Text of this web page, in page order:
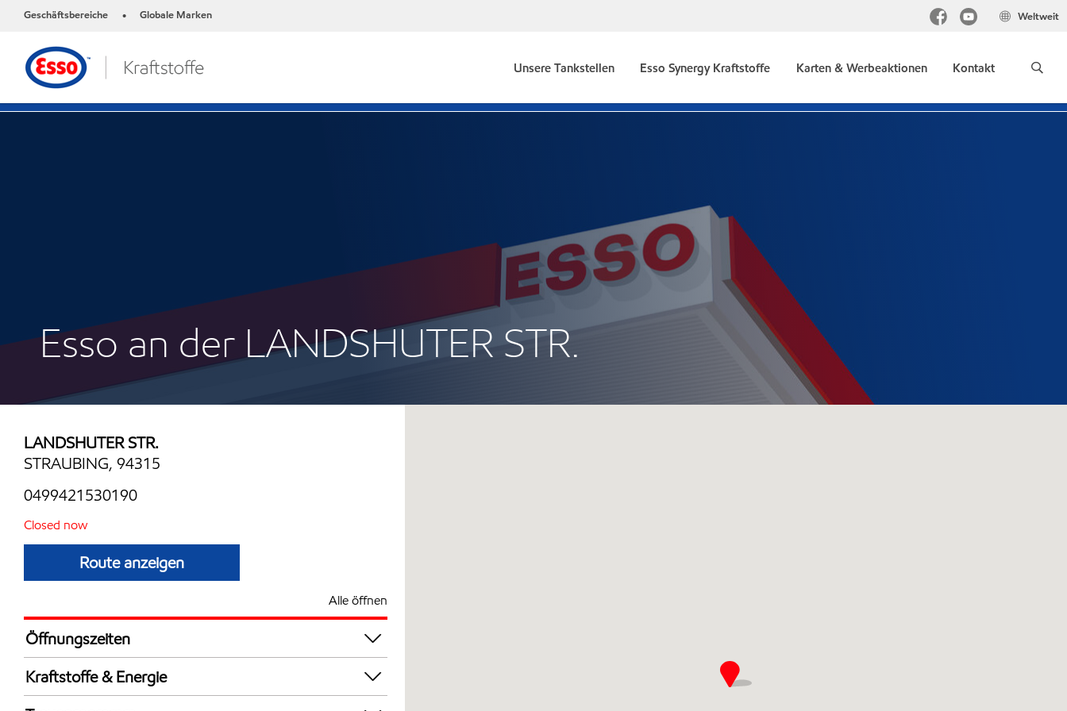
Geschäftsbereiche • Globale Marken Weltweit
Unsere Tankstellen Esso Synergy Kraftstoffe Karten & Werbeaktionen Kontakt
Esso an der LANDSHUTER STR.
LANDSHUTER STR.
STRAUBING, 94315
0499421530190
Closed now
Route anzeigen
Alle öffnen
Öffnungszeiten
Mon
Die
Kraftstoffe & Energie
Synergy Supreme+ Diesel